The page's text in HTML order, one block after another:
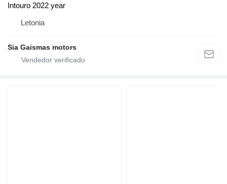
Intouro 2022 year
Letonia
Sia Gaismas motors